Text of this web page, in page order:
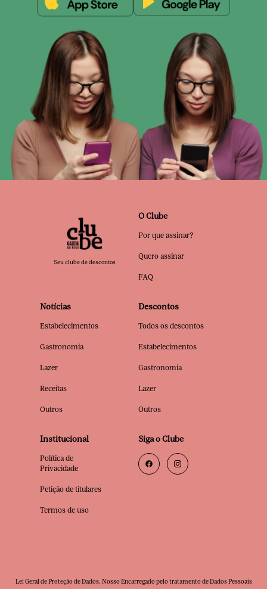
Seu clube de descontos
O Clube
Por que assinar?
Quero assinar
FAQ
Notícias
Estabelecimentos
Gastronomia
Lazer
Receitas
Outros
Descontos
Todos os descontos
Estabelecimentos
Gastronomia
Lazer
Outros
Institucional
Política de
Privacidade
Petição de titulares
Termos de uso
Siga o Clube
Lei Geral de Proteção de Dados. Nosso Encarregado pelo tratamento de Dados Pessoais